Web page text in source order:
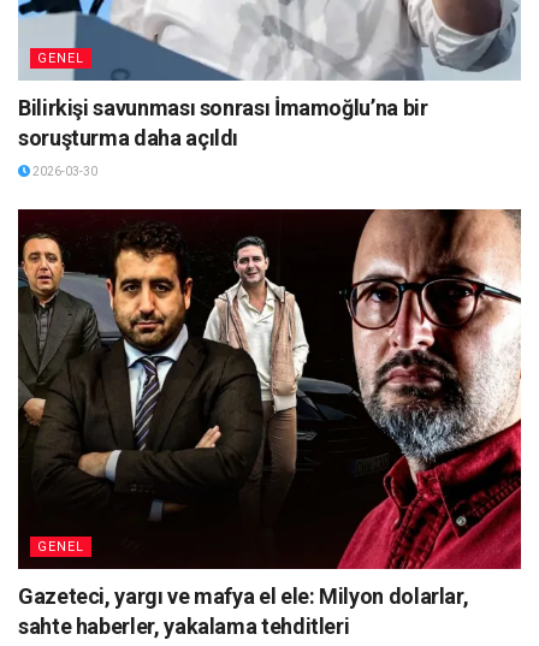
GENEL
Bilirkişi savunması sonrası İmamoğlu’na bir
soruşturma daha açıldı
2026-03-30
GENEL
Gazeteci, yargı ve mafya el ele: Milyon dolarlar,
sahte haberler, yakalama tehditleri